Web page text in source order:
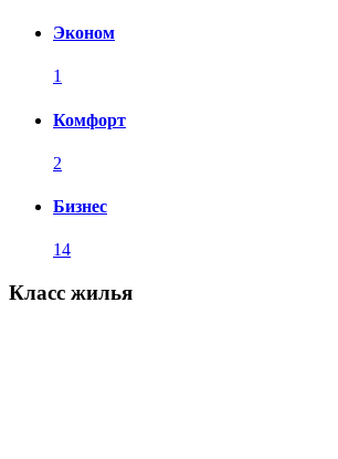
Эконом
1
Комфорт
2
Бизнес
14
Класс жилья